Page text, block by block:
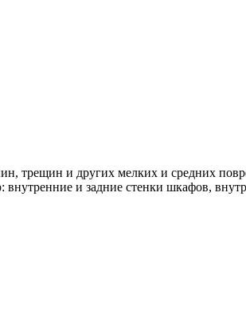
трещин и других мелких и средних
и задние стенки шкафов,